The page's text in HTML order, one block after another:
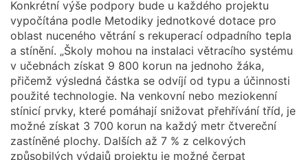
Konkrétní výše podpory bude u každého projektu
vypočítána podle Metodiky jednotkové dotace pro
oblast nuceného větrání s rekuperací odpadního tepla
a stínění. „Školy mohou na instalaci větracího systému
v učebnách získat 9 800 korun na jednoho žáka,
přičemž výsledná částka se odvíjí od typu a účinnosti
použité technologie. Na venkovní nebo meziokenní
stínicí prvky, které pomáhají snižovat přehřívání tříd, je
možné získat 3 700 korun na každý metr čtvereční
zastíněné plochy. Dalších až 7 % z celkových
způsobilých výdajů projektu je možné čerpat